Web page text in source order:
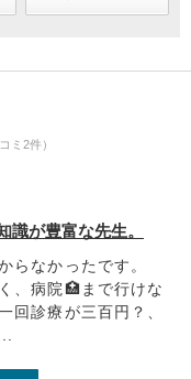
ミ2件）
識が豊富な先生。
らなかったです。
、病院🏥まで行けな
回診療が三百円？、